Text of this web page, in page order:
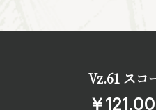
Vz.61 スコ
￥